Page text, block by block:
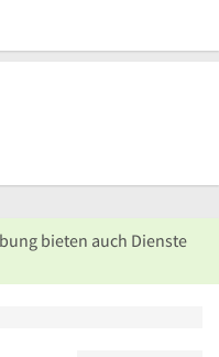
bieten auch Dienste